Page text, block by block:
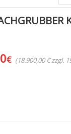
€ (18.900,00 € zzgl.